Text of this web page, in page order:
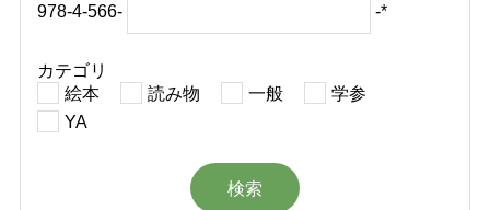
978-4-566-
-*
カテゴリ
絵本
読み物 一般
学参
YA